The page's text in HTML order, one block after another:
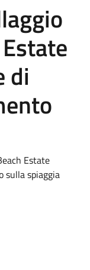
di
Estate
sulla spiaggia